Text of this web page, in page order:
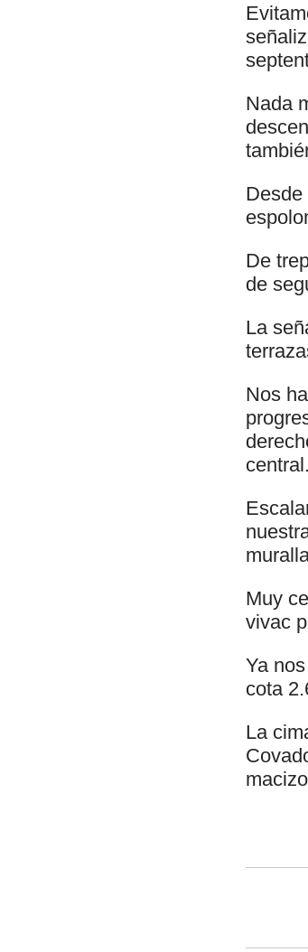
Nada
De
de
La
Nos
central.
Muy
vivac
Ya
cota
La